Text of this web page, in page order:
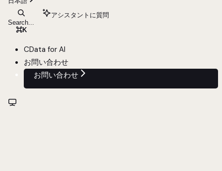
Search...
⌘K
アシスタントに質問
CData for AI
お問い合わせ
お問い合わせ